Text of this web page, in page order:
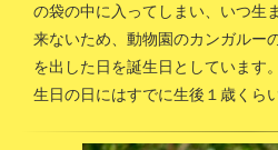
の袋の中に入ってしまい、いつ生
来ないため、動物園のカンガルー
を出した日を誕生日としています
生日の日にはすでに生後１歳くら